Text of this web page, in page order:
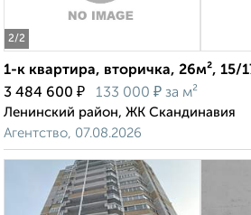
2/2
1-к квартира, вторичка, 26м², 15/
3 484 600 ₽ 133 000 ₽ за м²
Ленинский район, ЖК Скандинавия
Агентство, 07.08.2026